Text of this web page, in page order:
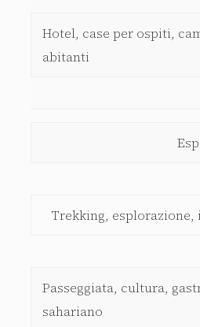
Hotel, case per ospiti,
abitanti
Trekking,
Passeggiata, cultura,
sahariano